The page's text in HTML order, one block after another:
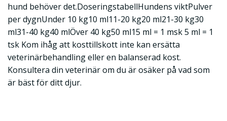
hund behöver det.DoseringstabellHundens viktPulver
per dygnUnder 10 kg10 ml11-20 kg20 ml21-30 kg30
ml31-40 kg40 mlÖver 40 kg50 ml15 ml = 1 msk 5 ml = 1
tsk Kom ihåg att kosttillskott inte kan ersätta
veterinärbehandling eller en balanserad kost.
Konsultera din veterinär om du är osäker på vad som
är bäst för ditt djur.